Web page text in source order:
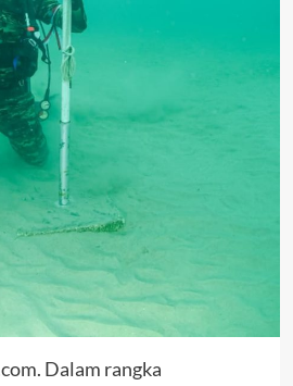
Dalam rangka